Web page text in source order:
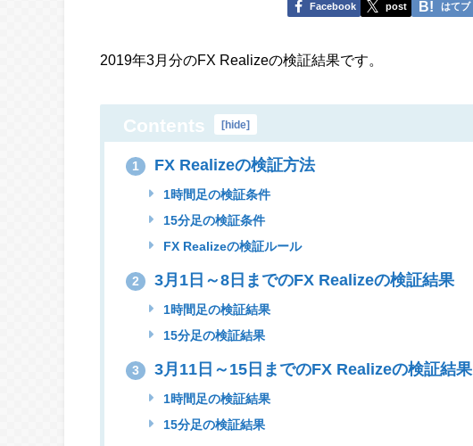
Facebook post はてブ
2019年3月分のFX Realizeの検証結果です。
Contents [hide]
1 FX Realizeの検証方法
1時間足の検証条件
15分足の検証条件
FX Realizeの検証ルール
2 3月1日～8日までのFX Realizeの検証結果
1時間足の検証結果
15分足の検証結果
3 3月11日～15日までのFX Realizeの検証結果
1時間足の検証結果
15分足の検証結果